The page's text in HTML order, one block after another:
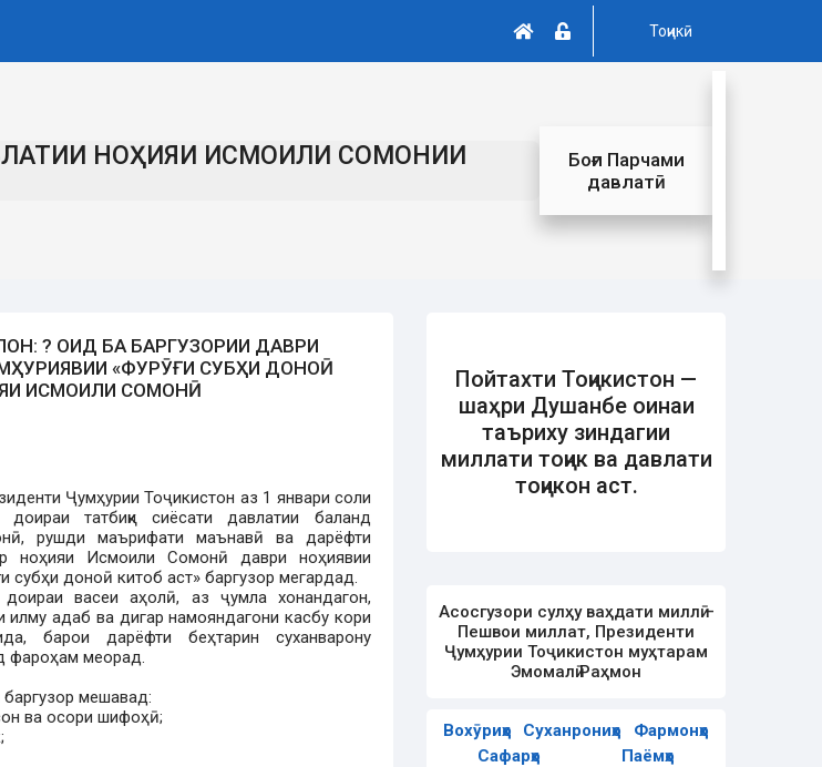
Тоҷикӣ
НОҲИЯИ ИСМОИЛИ СОМОНИИ
Боғи Парчами
давлатӣ
? ОИД БА БАРГУЗОРИИ ДАВРИ
«ФУРӮҒИ СУБҲИ ДОНОӢ
ИСМОИЛИ СОМОНӢ
Ҷумҳурии Тоҷикистон аз 1 январи соли
татбиқи сиёсати давлатии баланд
рушди маърифати маънавӣ ва дарёфти
ноҳияи Исмоили Сомонӣ даври ноҳиявии
субҳи доноӣ китоб аст» баргузор мегардад.
васеи аҳолӣ, аз ҷумла хонандагон,
илму адаб ва дигар намояндагони касбу кори
барои дарёфти беҳтарин суханварону
фароҳам меорад.
мешавад:
ва осори шифоҳӣ;
Пойтахти Тоҷикистон —
шаҳри Душанбе оинаи
таъриху зиндагии
миллати тоҷик ва давлати
тоҷикон аст.
Асосгузори сулҳу ваҳдати миллӣ –
Пешвои миллат, Президенти
Ҷумҳурии Тоҷикистон муҳтарам
Эмомалӣ Раҳмон
Вохӯриҳо Суханрониҳо
Фармонҳо
Сафарҳо
Паёмҳо